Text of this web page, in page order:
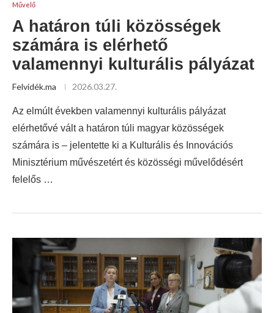
Művelő
A határon túli közösségek
számára is elérhető
valamennyi kulturális pályázat
Felvidék.ma 2026.03.27.
Az elmúlt években valamennyi kulturális pályázat
elérhetővé vált a határon túli magyar közösségek
számára is – jelentette ki a Kulturális és Innovációs
Minisztérium művészetért és közösségi művelődésért
felelős …